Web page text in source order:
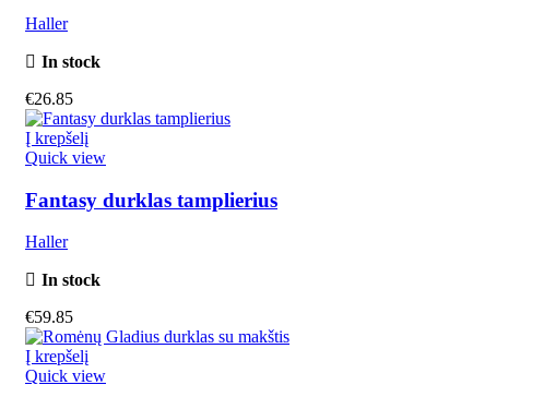
Haller
In stock
€26.85
Į krepšelį
Quick view
Fantasy durklas tamplierius
Haller
In stock
€59.85
Į krepšelį
Quick view